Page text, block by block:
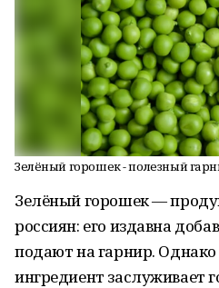
Зелёный горошек - полезный
Зелёный горошек —
россиян: его издавна
подают на гарнир.
ингредиент заслуживает